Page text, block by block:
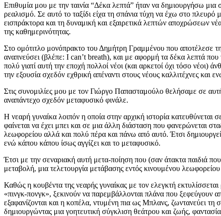
Επιθυμία μου με την ταινία “Δέκα λεπτά” ήταν να δημιουργήσω
ρεαλισμό. Σε αυτό το ταξίδι είχα τη σπάνια τύχη να έχω στο
εισπράκτορα και τη δυναμική και εξαιρετικά λεπτών αποχρώσεων
της καθημερινότητας.
Στο ομότιτλο μονόπρακτο του Δημήτρη Γραμμένου που αποτέλεσε τη
αναπνεύσει (βλέπε: I can’t breath), και με αφορμή τα δέκα λεπτά
πολύ γιατί αυτή την εποχή πολλοί νέοι (και αρκετοί όχι τόσο νέοι)
την εξουσία σχεδόν εχθρική απέναντι στους νέους καλλιτέχνες
Στις συνομιλίες μου με τον Γιώργο Παπασταμούλο θελήσαμε σε
αναπάντεχο σχεδόν μεταφυσικό φινάλε.
Η νεαρή γυναίκα λοιπόν η οποία στην αρχική ιστορία
φαίνεται να έχει μπει και σε μια άλλη διάσταση που φανερώνεται
λεωφορείου αλλά και πολύ πέρα και πάνω από αυτό. Έτσι
ενώ κάπου κάπου ίσως αγγίζει και το μεταφυσικό.
Έτσι με την σεναριακή αυτή μετα-ποίηση που (σαν άτακτα παιδιά
μεταβολή, μια τελετουργία μετάβασης εντός κινουμένου
Καθώς η κουβέντα της νεαρής γυναίκας με τον ελεγκτή
«πινγκ-πονγκ», ξεκινούν να παρεμβάλλονται πλάνα που ξεφεύγουν
εξαφανίζονται και η κοπέλα, ντυμένη πια ως Μπλανς, ζωντανεύει
δημιουργώντας μια γοητευτική σύγκλιση θεάτρου και ζωής,